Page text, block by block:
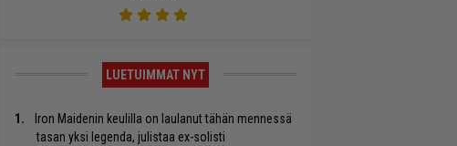
LUETUIMMAT NYT
Iron Maidenin keulilla on laulanut tähän mennessä
tasan yksi legenda, julistaa ex-solisti